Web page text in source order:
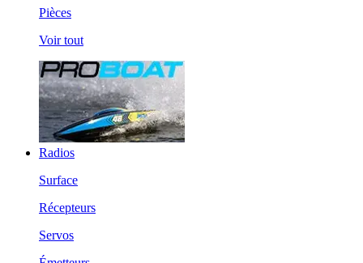
Pièces
Voir tout
Radios
Surface
Récepteurs
Servos